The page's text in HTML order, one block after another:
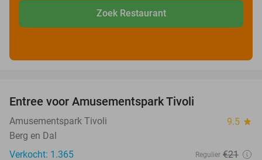
Zoek Restaurant
Entree voor Amusementspark Tivoli
Amusementspark Tivoli 9.5 star
Berg en Dal
Verkocht: 1.365
Regulier €21